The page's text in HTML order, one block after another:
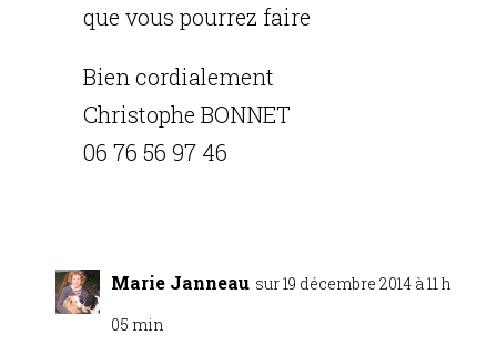
que vous pourrez faire
Bien cordialement
Christophe BONNET
06 76 56 97 46
Marie Janneau sur 19 décembre 2014 à 11 h
05 min